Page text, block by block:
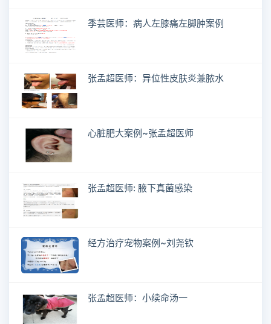
季芸医师：病人左膝痛左脚肿案例
张孟超医师：异位性皮肤炎兼脓水
心脏肥大案例~张孟超医师
张孟超医师: 腋下真菌感染
经方治疗宠物案例~刘尧钦
张孟超医师：小续命汤一